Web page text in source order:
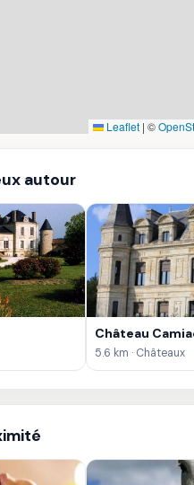
Leaflet | ©
autour
Château
5.6 km · Châteaux